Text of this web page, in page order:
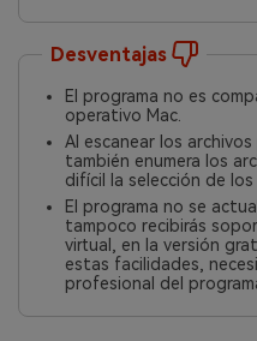
Desventajas
El programa no es
operativo Mac.󠀲󠀡󠀩󠀣󠀢󠀢󠀤󠀠󠀠󠀳
Al escanear los
también enumera los
difícil la selección de
El programa no se
tampoco recibirás
virtual, en la versión
estas facilidades,
profesional del